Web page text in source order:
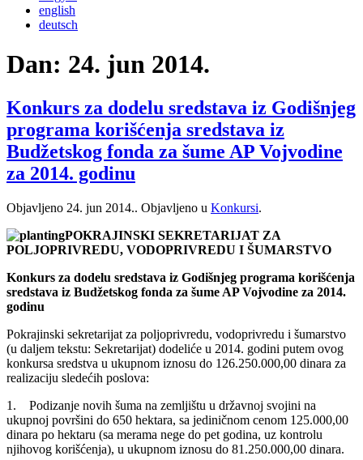
english
deutsch
Dan: 24. jun 2014.
Konkurs za dodelu sredstava iz Godišnjeg
programa korišćenja sredstava iz
Budžetskog fonda za šume AP Vojvodine
za 2014. godinu
Objavljeno 24. jun 2014.. Objavljeno u Konkursi.
POKRAJINSKI SEKRETARIJAT ZA
POLJOPRIVREDU, VODOPRIVREDU I ŠUMARSTVO
Konkurs za dodelu sredstava iz Godišnjeg programa korišćenja
sredstava iz Budžetskog fonda za šume AP Vojvodine za 2014.
godinu
Pokrajinski sekretarijat za poljoprivredu, vodoprivredu i šumarstvo
(u daljem tekstu: Sekretarijat) dodeliće u 2014. godini putem ovog
konkursa sredstva u ukupnom iznosu do 126.250.000,00 dinara za
realizaciju sledećih poslova:
1. Podizanje novih šuma na zemljištu u državnoj svojini na
ukupnoj površini do 650 hektara, sa jediničnom cenom 125.000,00
dinara po hektaru (sa merama nege do pet godina, uz kontrolu
njihovog korišćenja), u ukupnom iznosu do 81.250.000,00 dinara.